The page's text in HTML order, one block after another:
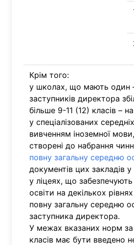
Крім того:
у школах, що мають один –
заступників директора
більше 9-11 (12) класів –
у спеціалізованих
вивченням іноземної мови,
створені до набрання
повну загальну середню
документів цих закладів
у ліцеях, що забезпечують
освіти на декількох
повну загальну середню
заступника директора.
У межах вказаних норм за
класів має бути введено